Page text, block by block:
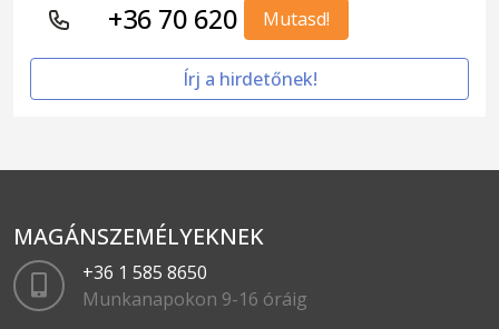
+36 70 620 Mutasd!
Írj a hirdetőnek!
MAGÁNSZEMÉLYEKNEK
+36 1 585 8650
Munkanapokon 9-16 óráig